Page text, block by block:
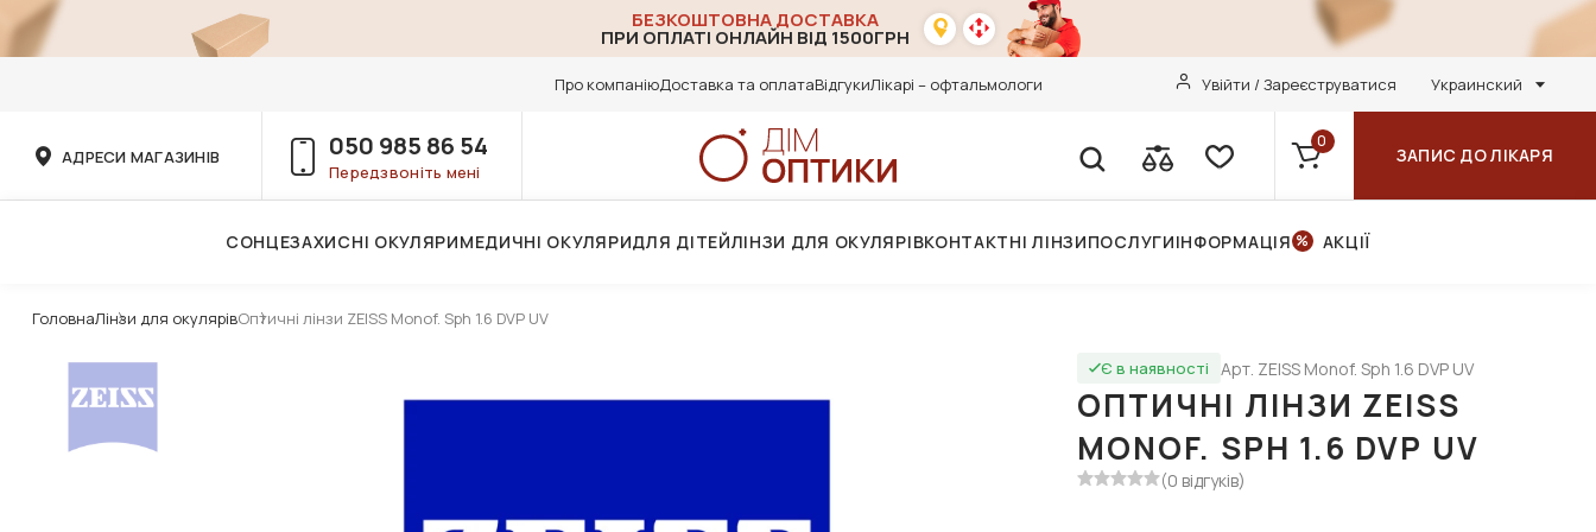
БЕЗКОШТОВНА ДОСТАВКА
ПРИ ОПЛАТІ ОНЛАЙН ВІД 1500ГРН
Про компаніюДоставка та оплатаВідгукиЛікарі – офтальмологи Увійти / Зареєструватися Украинский
АДРЕСИ МАГАЗИНІВ 050 985 86 54
Передзвоніть мені
0
ЗАПИС ДО ЛІКАРЯ
СОНЦЕЗАХИСНІ ОКУЛЯРИМЕДИЧНІ ОКУЛЯРИДЛЯ ДІТЕЙЛІНЗИ ДЛЯ ОКУЛЯРІВКОНТАКТНІ ЛІНЗИПОСЛУГИІНФОРМАЦІЯ АКЦІЇ
ГоловнаЛінзи для окулярівОптичні лінзи ZEISS Monof. Sph 1.6 DVP UV
Є в наявності Арт. ZEISS Monof. Sph 1.6 DVP UV
ОПТИЧНІ ЛІНЗИ ZEISS
MONOF. SPH 1.6 DVP UV
(0 відгуків)